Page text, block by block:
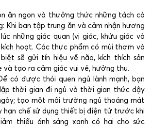
ăn ngon và thưởng thức những tách cà
Khi bạn tập trung ăn và cảm nhận hương
những giác quan (vị giác, khứu giác và
hoạt. Các thực phẩm có mùi thơm và
sẽ gửi tín hiệu về não, kích thích sản
và tạo ra cảm giác vui vẻ, hưởng thụ.
có được thói quen ngủ lành mạnh, bạn
thời gian đi ngủ và thời gian thức dậy
tạo một môi trường ngủ thoáng mát
hạn chế sử dụng thiết bị điện tử trước khi
thiểu ánh sáng xanh có hại cho sức